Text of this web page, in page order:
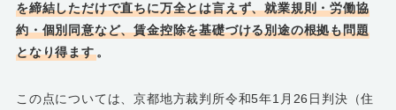
を締結しただけで直ちに万全とは言えず、就業規則・労働協
約・個別同意など、賃金控除を基礎づける別途の根拠も問題
となり得ます。
この点については、京都地方裁判所令和5年1月26日判決（住